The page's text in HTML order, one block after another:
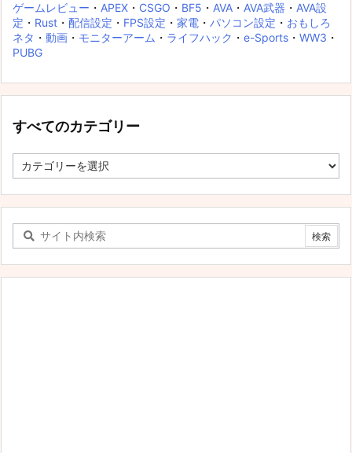
ゲームレビュー ・ APEX ・ CSGO ・ BF5 ・ AVA ・ AVA武器 ・ AVA設
定 ・ Rust ・ 配信設定 ・ FPS設定 ・ 家電 ・ パソコン設定 ・ おもしろ
ネタ ・ 動画 ・ モニターアーム ・ ライフハック ・ e-Sports ・ WW3 ・
PUBG
すべてのカテゴリー
べ
の
ゴ
リ
ー